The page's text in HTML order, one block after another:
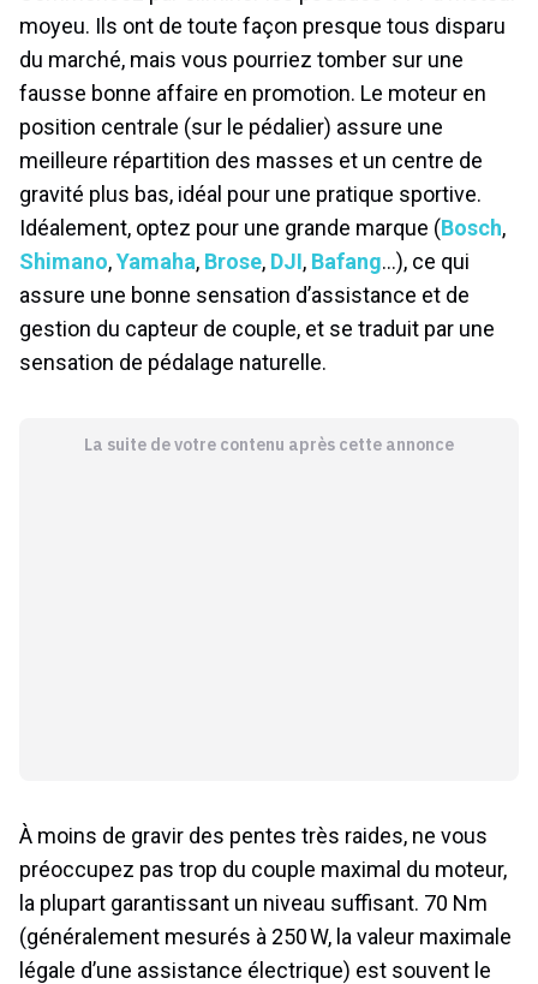
moyeu. Ils ont de toute façon presque tous disparu
du marché, mais vous pourriez tomber sur une
fausse bonne affaire en promotion. Le moteur en
position centrale (sur le pédalier) assure une
meilleure répartition des masses et un centre de
gravité plus bas, idéal pour une pratique sportive.
Idéalement, optez pour une grande marque (Bosch,
Shimano,Yamaha, Brose, DJI, Bafang…), ce qui
assure une bonne sensation d’assistance et de
gestion du capteur de couple, et se traduit par une
sensation de pédalage naturelle.
La suite de votre contenu après cette annonce
À moins de gravir des pentes très raides, ne vous
préoccupez pas trop du couple maximal du moteur,
la plupart garantissant un niveau suffisant. 70 Nm
(généralement mesurés à 250 W, la valeur maximale
légale d’une assistance électrique) est souvent le